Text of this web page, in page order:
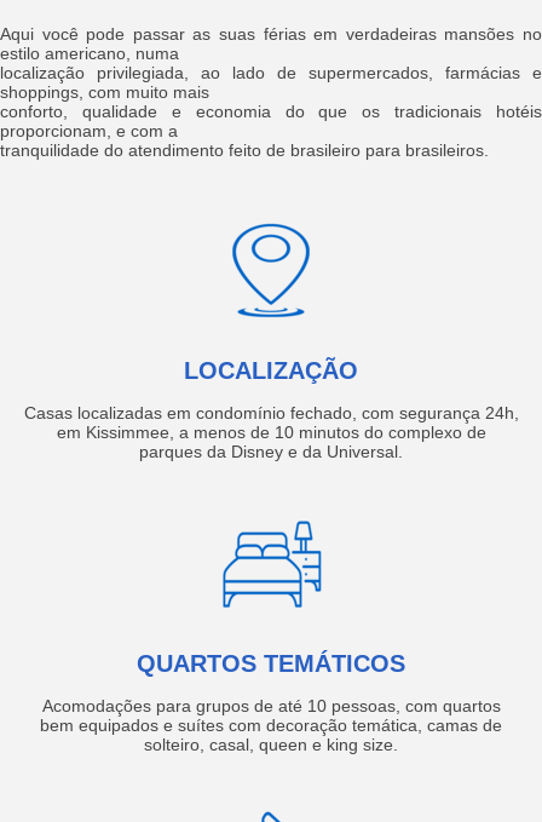
Aqui você pode passar as suas férias em verdadeiras mansões no
estilo americano, numa
localização privilegiada, ao lado de supermercados, farmácias e
shoppings, com muito mais
conforto, qualidade e economia do que os tradicionais hotéis
proporcionam, e com a
tranquilidade do atendimento feito de brasileiro para brasileiros.
LOCALIZAÇÃO
Casas localizadas em condomínio fechado, com segurança 24h,
em Kissimmee, a menos de 10 minutos do complexo de
parques da Disney e da Universal.
QUARTOS TEMÁTICOS
Acomodações para grupos de até 10 pessoas, com quartos
bem equipados e suítes com decoração temática, camas de
solteiro, casal, queen e king size.